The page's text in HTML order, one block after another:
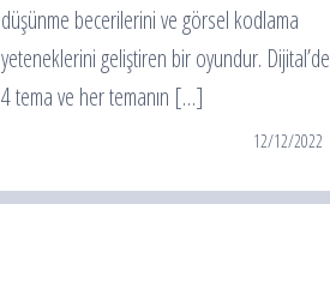
düşünme becerilerini ve görsel kodlama
yeteneklerini geliştiren bir oyundur. Dijital’de
4 tema ve her temanın […]
12/12/2022